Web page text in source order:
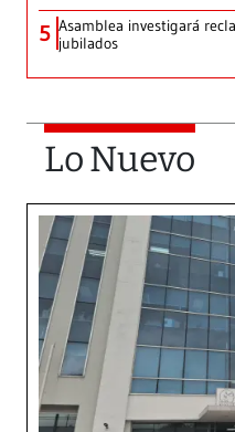
5 Asamblea investigará
jubilados
Lo Nuevo